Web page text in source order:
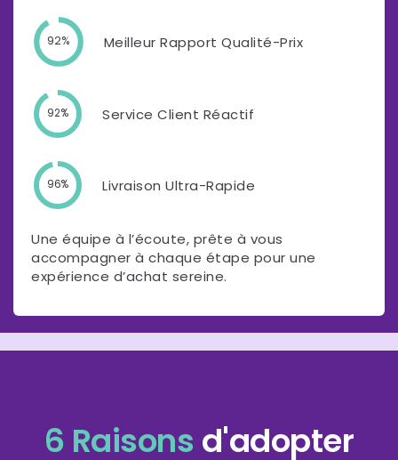
92% Meilleur Rapport Qualité-Prix
92% Service Client Réactif
96% Livraison Ultra-Rapide
Une équipe à l’écoute, prête à vous
accompagner à chaque étape pour une
expérience d’achat sereine.
6 Raisons d'adopter